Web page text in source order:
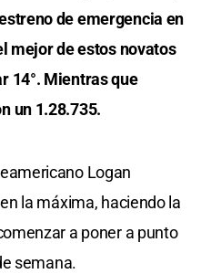
de emergencia en
mejor de estos novatos
14°. Mientras que
un 1.28.735.
Logan
la máxima, haciendo la
a poner a punto
semana.